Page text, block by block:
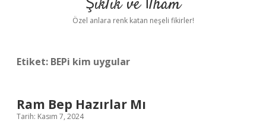
Yasal Uyarı
Şıklık ve İlham
Özel anlara renk katan neşeli fikirler!
Etiket: BEPi kim uygular
Ram Bep Hazırlar Mı
Tarih: Kasım 7, 2024